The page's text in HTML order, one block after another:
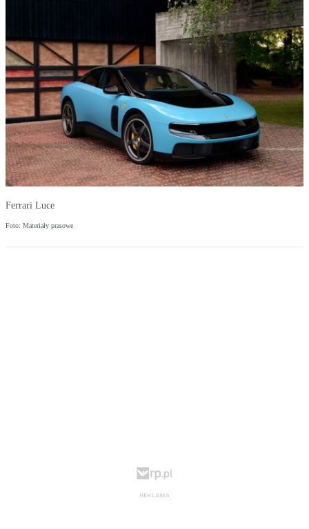
Ferrari Luce
Foto: Materiały prasowe